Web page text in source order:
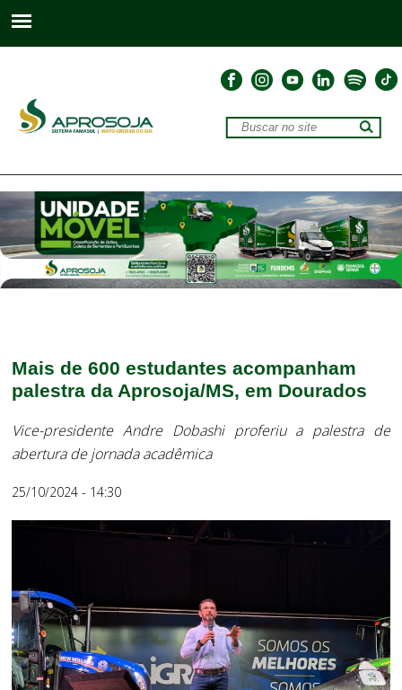
Mais de 600 estudantes acompanham
palestra da Aprosoja/MS, em Dourados
Vice-presidente Andre Dobashi proferiu a palestra de
abertura de jornada acadêmica
25/10/2024 - 14:30